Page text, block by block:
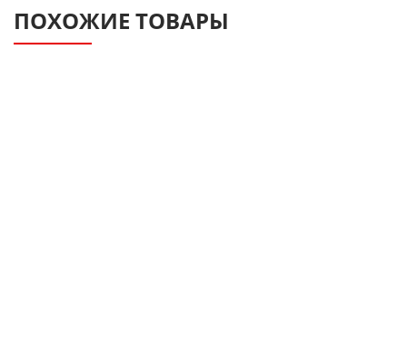
ПОХОЖИЕ ТОВАРЫ